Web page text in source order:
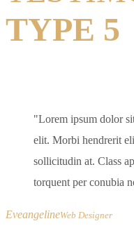
TYPE 5
Lorem ipsum dolor
elit. Morbi hendrerit
sollicitudin at. Class
torquent per conubia
EveangelineWeb Designer